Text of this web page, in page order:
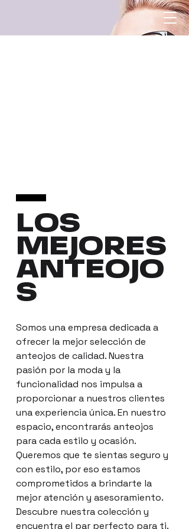
LOS
MEJORES
ANTEOJO
S
Somos una empresa dedicada a
ofrecer la mejor selección de
anteojos de calidad. Nuestra
pasión por la moda y la
funcionalidad nos impulsa a
proporcionar a nuestros clientes
una experiencia única. En nuestro
espacio, encontrarás anteojos
para cada estilo y ocasión.
Queremos que te sientas seguro y
con estilo, por eso estamos
comprometidos a brindarte la
mejor atención y asesoramiento.
Descubre nuestra colección y
encuentra el par perfecto para ti.